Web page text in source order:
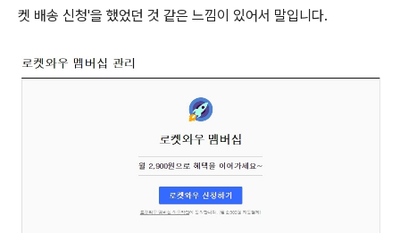
켓 배송 신청'을 했었던 것 같은 느낌이 있어서 말입니다.